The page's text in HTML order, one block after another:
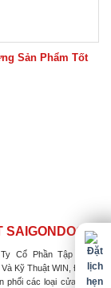
Sản Phẩm Tốt
SAIGONDOOR
Cổ Phần Tập Đoàn
Kỹ Thuật WIN, Đơn vị
phối các loại cửa & nội